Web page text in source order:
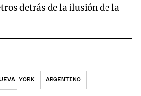
detrás de la ilusión de la
YORK ARGENTINO